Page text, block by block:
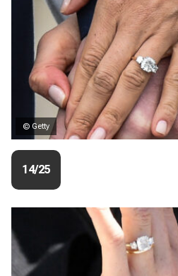
© Getty
14/25